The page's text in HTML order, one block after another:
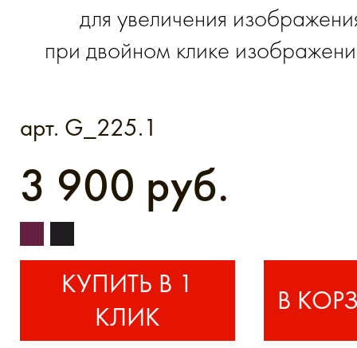
для увеличения
при двойном клике
арт. G_225.1
3 900 руб.
КУПИТЬ В 1
КЛИК